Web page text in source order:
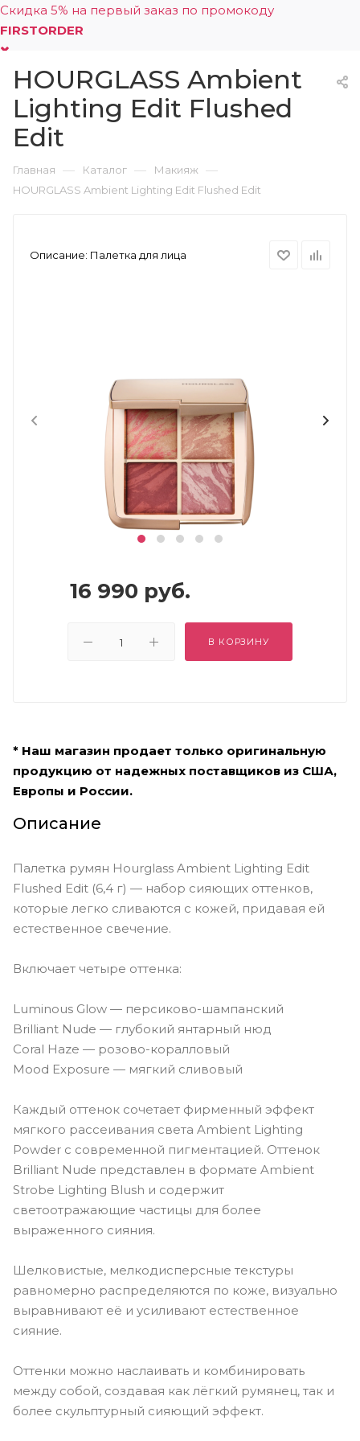
Скидка 5% на первый заказ по промокоду
FIRSTORDER
0
HOURGLASS Ambient
Lighting Edit Flushed
Edit
Главная — Каталог — Макияж —
HOURGLASS Ambient Lighting Edit Flushed Edit
Описание: Палетка для лица
16 990 руб.
В КОРЗИНУ
* Наш магазин продает только оригинальную
продукцию от надежных поставщиков из США,
Европы и России.
Описание
Палетка румян Hourglass Ambient Lighting Edit
Flushed Edit (6,4 г) — набор сияющих оттенков,
которые легко сливаются с кожей, придавая ей
естественное свечение.
Включает четыре оттенка:
Luminous Glow — персиково-шампанский
Brilliant Nude — глубокий янтарный нюд
Coral Haze — розово-коралловый
Mood Exposure — мягкий сливовый
Каждый оттенок сочетает фирменный эффект
мягкого рассеивания света Ambient Lighting
Powder с современной пигментацией. Оттенок
Brilliant Nude представлен в формате Ambient
Strobe Lighting Blush и содержит
светоотражающие частицы для более
выраженного сияния.
Шелковистые, мелкодисперсные текстуры
равномерно распределяются по коже, визуально
выравнивают её и усиливают естественное
сияние.
Оттенки можно наслаивать и комбинировать
между собой, создавая как лёгкий румянец, так и
более скульптурный сияющий эффект.